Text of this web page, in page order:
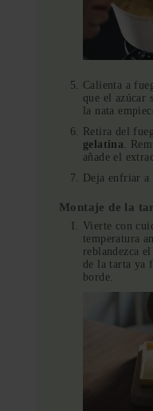
Calienta a
que el azúcar
la nata
Retira del
gelatina.
añade el
Deja enfriar a
Montaje de la
Vierte con
temperatura
reblandezca
de la tarta ya
borde.